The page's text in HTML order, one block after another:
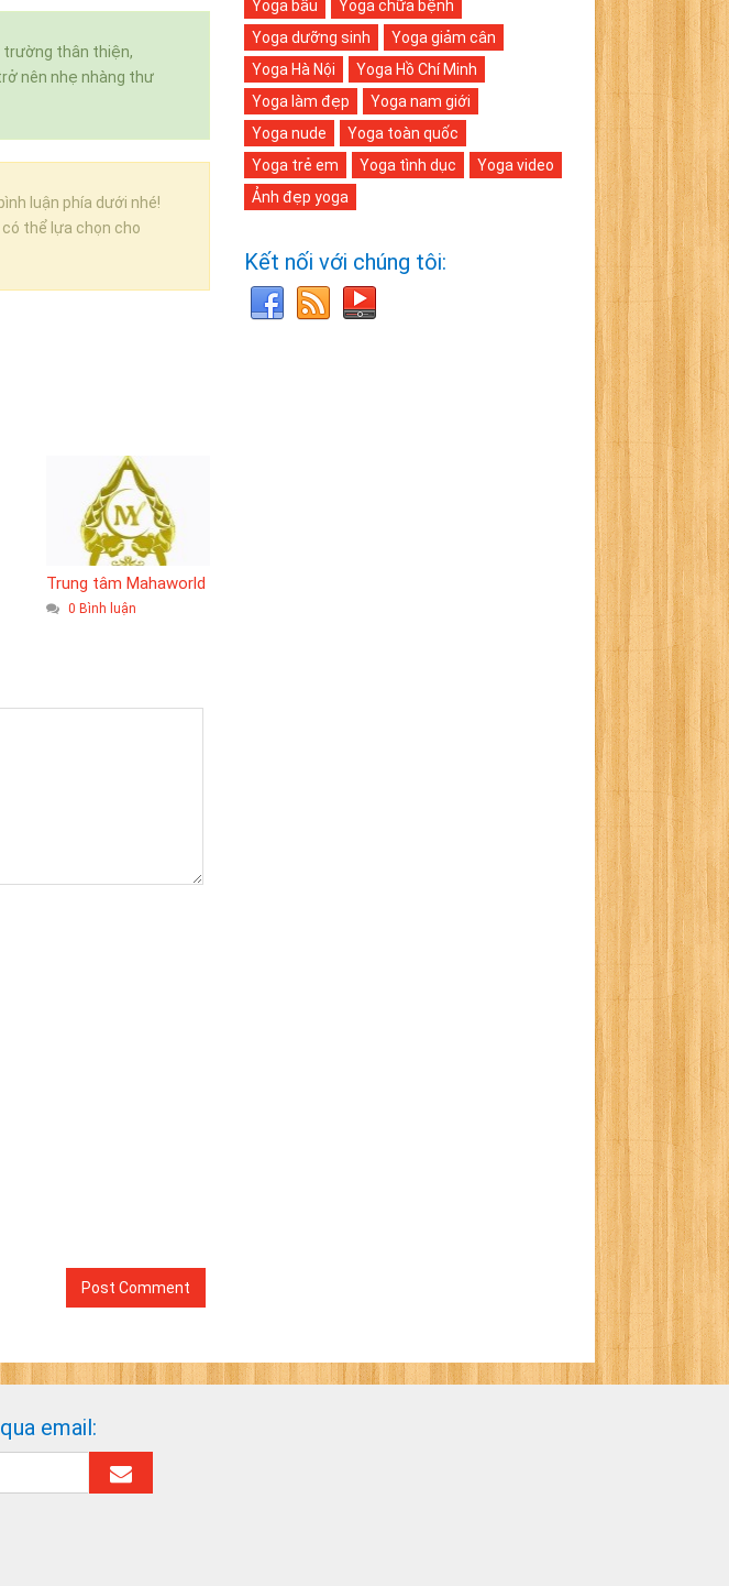
trường thân thiện,
nên nhẹ nhàng thư
luận phía dưới nhé!
thể lựa chọn cho
Trung tâm Mahaworld
0 Bình luận
Yoga bầu
Yoga chữa bệnh
Yoga dưỡng sinh
Yoga giảm cân
Yoga Hà Nội
Yoga Hồ Chí Minh
Yoga làm đẹp
Yoga nam giới
Yoga nude
Yoga toàn quốc
Yoga trẻ em
Yoga tình dục
Yoga video
Ảnh đẹp yoga
Kết nối với chúng tôi:
email: